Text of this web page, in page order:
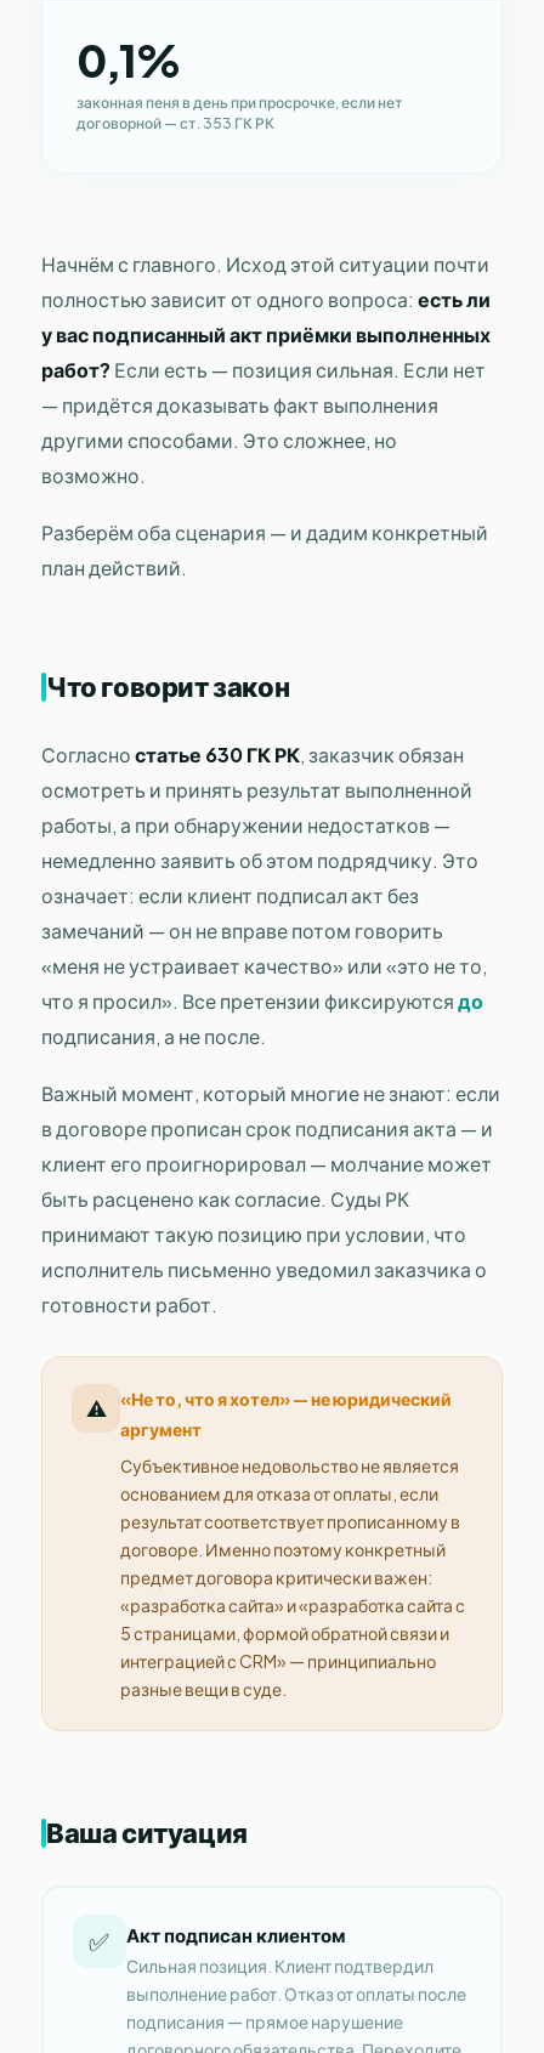
0,1%
законная пеня в день при просрочке, если нет
договорной — ст. 353 ГК РК
Начнём с главного. Исход этой ситуации почти
полностью зависит от одного вопроса: есть ли
у вас подписанный акт приёмки выполненных
работ? Если есть — позиция сильная. Если нет
— придётся доказывать факт выполнения
другими способами. Это сложнее, но
возможно.
Разберём оба сценария — и дадим конкретный
план действий.
Что говорит закон
Согласностатье 630 ГК РК, заказчик обязан
осмотреть и принять результат выполненной
работы, а при обнаружении недостатков —
немедленно заявить об этом подрядчику. Это
означает: если клиент подписал акт без
замечаний — он не вправе потом говорить
«меня не устраивает качество» или «это не то,
что я просил». Все претензии фиксируютсядо
подписания, а не после.
Важный момент, который многие не знают: если
в договоре прописан срок подписания акта — и
клиент его проигнорировал — молчание может
быть расценено как согласие. Суды РК
принимают такую позицию при условии, что
исполнитель письменно уведомил заказчика о
готовности работ.
⚠️
«Не то, что я хотел» — не юридический
аргумент
Субъективное недовольство не является
основанием для отказа от оплаты, если
результат соответствует прописанному в
договоре. Именно поэтому конкретный
предмет договора критически важен:
«разработка сайта» и «разработка сайта с
5 страницами, формой обратной связи и
интеграцией с CRM» — принципиально
разные вещи в суде.
Ваша ситуация
✅ Акт подписан клиентом
Сильная позиция. Клиент подтвердил
выполнение работ. Отказ от оплаты после
подписания — прямое нарушение